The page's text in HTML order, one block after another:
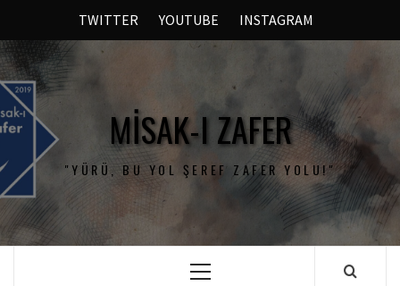
TWITTER YOUTUBE INSTAGRAM
MISAK-I ZAFER
"YÜRÜ, BU YOL ŞEREF ZAFER YOLU!"